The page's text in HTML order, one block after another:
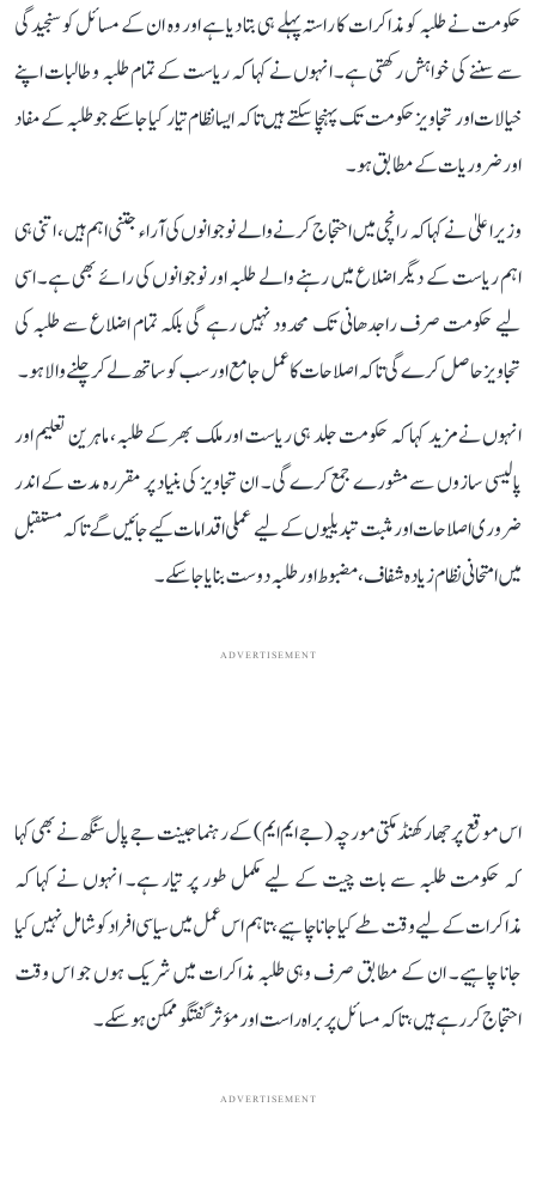
حکومت نے طلبہ کو مذاکرات کا راستہ پہلے ہی بتا دیا ہے اور وہ ان کے مسائل کو سنجیدگی
سے سننے کی خواہش رکھتی ہے۔ انہوں نے کہا کہ ریاست کے تمام طلبہ و طالبات اپنے
خیالات اور تجاویز حکومت تک پہنچا سکتے ہیں تاکہ ایسا نظام تیار کیا جا سکے جو طلبہ کے مفاد
اور ضروریات کے مطابق ہو۔
وزیر اعلیٰ نے کہا کہ رانچی میں احتجاج کرنے والے نوجوانوں کی آراء جتنی اہم ہیں، اتنی ہی
اہم ریاست کے دیگر اضلاع میں رہنے والے طلبہ اور نوجوانوں کی رائے بھی ہے۔ اسی
لیے حکومت صرف راجدھانی تک محدود نہیں رہے گی بلکہ تمام اضلاع سے طلبہ کی
تجاویز حاصل کرے گی تاکہ اصلاحات کا عمل جامع اور سب کو ساتھ لے کر چلنے والا ہو۔
انہوں نے مزید کہا کہ حکومت جلد ہی ریاست اور ملک بھر کے طلبہ، ماہرین تعلیم اور
پالیسی سازوں سے مشورے جمع کرے گی۔ ان تجاویز کی بنیاد پر مقررہ مدت کے اندر
ضروری اصلاحات اور مثبت تبدیلیوں کے لیے عملی اقدامات کیے جائیں گے تاکہ مستقبل
میں امتحانی نظام زیادہ شفاف، مضبوط اور طلبہ دوست بنایا جا سکے۔
ADVERTISEMENT
اس موقع پر جھارکھنڈ مکتی مورچہ (جے ایم ایم) کے رہنما جینت جے پال سنگھ نے بھی کہا
کہ حکومت طلبہ سے بات چیت کے لیے مکمل طور پر تیار ہے۔ انہوں نے کہا کہ
مذاکرات کے لیے وقت طے کیا جانا چاہیے، تاہم اس عمل میں سیاسی افراد کو شامل نہیں کیا
جانا چاہیے۔ ان کے مطابق صرف وہی طلبہ مذاکرات میں شریک ہوں جو اس وقت
احتجاج کر رہے ہیں، تاکہ مسائل پر براہ راست اور مؤثر گفتگو ممکن ہو سکے۔
ADVERTISEMENT